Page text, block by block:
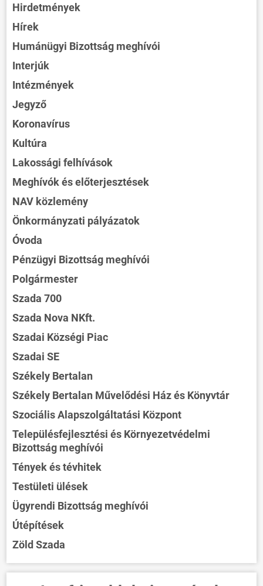
Hirdetmények
Hírek
Humánügyi Bizottság meghívói
Interjúk
Intézmények
Jegyző
Koronavírus
Kultúra
Lakossági felhívások
Meghívók és előterjesztések
NAV közlemény
Önkormányzati pályázatok
Óvoda
Pénzügyi Bizottság meghívói
Polgármester
Szada 700
Szada Nova NKft.
Szadai Községi Piac
Szadai SE
Székely Bertalan
Székely Bertalan Művelődési Ház és Könyvtár
Szociális Alapszolgáltatási Központ
Településfejlesztési és Környezetvédelmi
Bizottság meghívói
Tények és tévhitek
Testületi ülések
Ügyrendi Bizottság meghívói
Útépítések
Zöld Szada